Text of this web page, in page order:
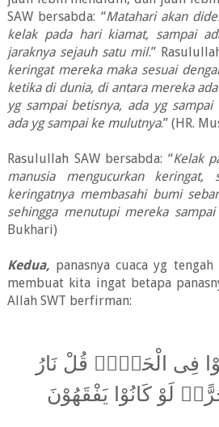
SAW bersabda: “Matahari akan
kelak pada hari kiamat, sampai
jaraknya sejauh satu mil.”
keringat mereka maka sesuai
ketika di dunia, di antara mereka
yg sampai betisnya, ada yg sampai
ada yg sampai ke mulutnya.” (HR.
Rasulullah SAW bersabda: “Kelak
manusia mengucurkan keringat,
keringatnya membasahi bumi
sehingga menutupi mereka
Bukhari)
Kedua, panasnya cuaca yg
membuat kita ingat betapa
Allah SWT berfirman:
فِى الْحَرِّۗ قُلْ نَارُ
لَوْ كَانُوْا يَفْقَهُوْنَ